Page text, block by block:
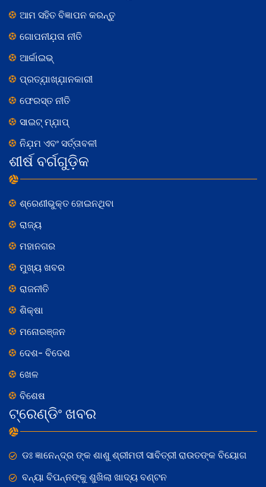
ଆମ ସହିତ ବିଜ୍ଞାପନ କରନ୍ତୁ
ଗୋପନୀଯ଼ତା ନୀତି
ଆର୍କାଇଭ୍
ପ୍ରତ୍ଯ଼ାଖ୍ଯ଼ାନକାରୀ
ଫେରସ୍ତ ନୀତି
ସାଇଟ୍ ମ୍ଯ଼ାପ୍
ନିଯ଼ମ ଏବଂ ସର୍ତ୍ତାବଳୀ
ଶୀର୍ଷ ବର୍ଗଗୁଡ଼ିକ
ଶ୍ରେଣୀଭୁକ୍ତ ହୋଇନଥିବା
ରାଜ୍ୟ
ମହାନଗର
ମୁଖ୍ୟ ଖବର
ରାଜନୀତି
ଶିକ୍ଷା
ମନୋରଞ୍ଜନ
ଦେଶ- ବିଦେଶ
ଖେଳ
ବିଶେଷ
ଟ୍ରେଣ୍ଡିଂ ଖବର
ଡଃ ଜ୍ଞାନେନ୍ଦ୍ର ଙ୍କ ଶାଶୁ ଶ୍ରୀମତୀ ସାବିତ୍ରୀ ରାଉତଙ୍କ ବିୟୋଗ
ବନ୍ୟା ବିପନ୍ନଙ୍କୁ ଶୁଖିଲା ଖାଦ୍ୟ ବଣ୍ଟନ